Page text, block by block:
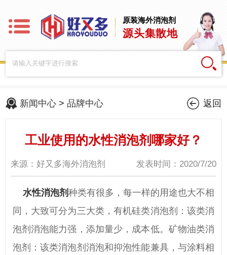
原装海外消泡剂
源头集散地
新闻中心 > 品牌中心 返回
工业使用的水性消泡剂哪家好？
来源：好又多海外消泡剂 发表时间：2020/7/20
水性消泡剂种类有很多，每一样的用途也大不相
同，大致可分为三大类，有机硅类消泡剂：该类消
泡剂消泡能力强，添加量少，成本低。矿物油类消
泡剂：该类消泡剂消泡和抑泡性能兼具，与涂料相